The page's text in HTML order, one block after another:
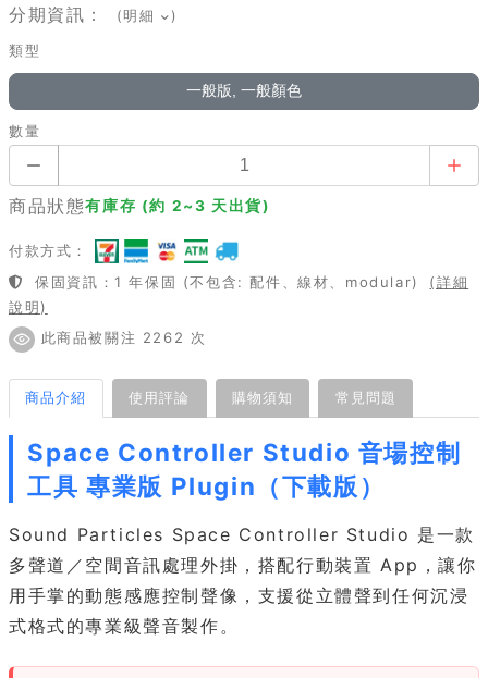
分期資訊： (明細 )
類型
一般版, 一般顏色
數量
商品狀態有庫存 (約 2~3 天出貨)
付款方式：
保固資訊：1 年保固 (不包含: 配件、線材、modular)
(詳細
說明)
此商品被關注 2262 次
商品介紹 使用評論 購物須知 常見問題
Space Controller Studio 音場控制
工具 專業版 Plugin（下載版）
Sound Particles Space Controller Studio 是一款
多聲道／空間音訊處理外掛，搭配行動裝置 App，讓你
用手掌的動態感應控制聲像，支援從立體聲到任何沉浸
式格式的專業級聲音製作。